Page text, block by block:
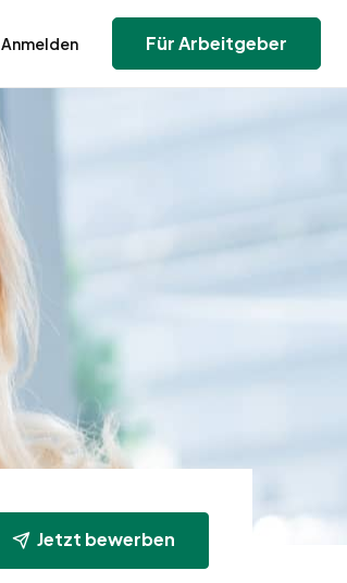
Anmelden Für Arbeitgeber
Jetzt bewerben